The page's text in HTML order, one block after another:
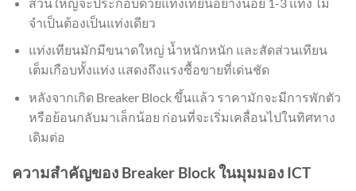
จำเป็นต้องเป็นแท่งเดียว
แท่งเทียนมักมีขนาดใหญ่ น้ำหนักหนัก และสัดส่วนเทียน
เต็มเกือบทั้งแท่ง แสดงถึงแรงซื้อขายที่เด่นชัด
หลังจากเกิด Breaker Block ขึ้นแล้ว ราคามักจะมีการพักตัว
หรือย้อนกลับมาเล็กน้อย ก่อนที่จะเริ่มเคลื่อนไปในทิศทาง
เดิมต่อ
ความสำคัญของ Breaker Block ในมุมมอง ICT